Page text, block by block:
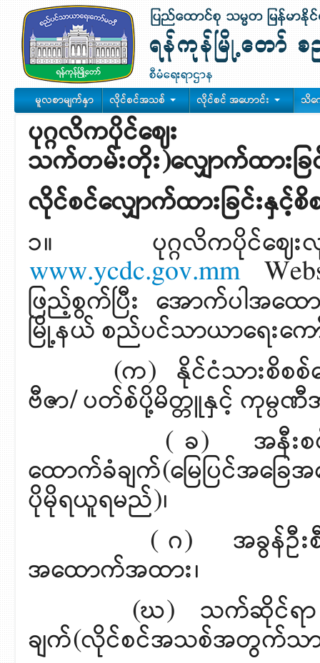
မူလစာမျက်နှာ လိုင်စင်အသစ် လိုင်စင် အဟောင်း သိက
ပုဂ္ဂလိကပို
သက်တမ်းတိုး)လျှောက်ထားခြင်
လိုင်စင်လျှောက်ထားခြင်းနှင့်
၁။ ပုဂ္ဂလိကပိုင်ဈေးလု
www.ycdc.gov.mm
ဖြည့်စွက်ပြီး အောက်ပါအထ
မြို့နယ် စည်ပင်သာယာရေးက
(က) နိုင်ငံသားစိစစ်ရေး
ဗီဇာ/ ပတ်စ်ပို့မိတ္တူနှင့် ကုမ္ပ
( ခ) အနီးစပ်ဆုံးပတ်
ထောက်ခံချက်(မြေပြင်အခ
ပိုမိုရယူရမည်)၊
( ဂ) အခွန်ဦးစီးဌာန
အထောက်အထား၊
(ဃ) သက်ဆိုင်ရာ မီးသ
ချက်(လိုင်စင်အသစ်အတွက်သ